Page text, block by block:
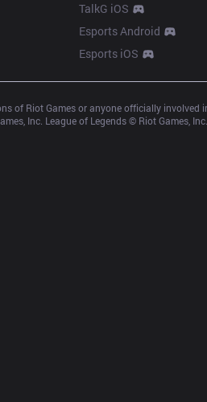
TalkG iOS
Esports Android
Esports iOS
of Riot Games or anyone officially
Inc. League of Legends © Riot Games, Inc.